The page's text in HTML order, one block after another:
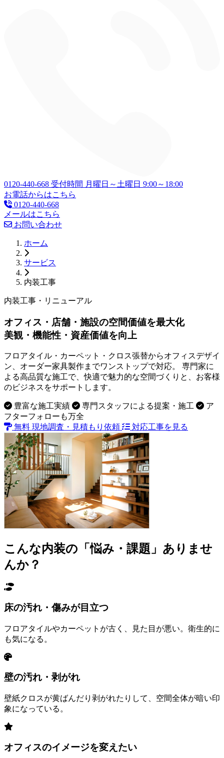
0120-440-668 受付時間 月曜日～土曜日 9:00～18:00
お電話からはこちら
0120-440-668
メールはこちら
お問い合わせ
ホーム
サービス
内装工事
内装工事・リニューアル
オフィス・店舗・施設の空間価値を最大化
美観・機能性・資産価値を向上
フロアタイル・カーペット・クロス張替からオフィスデザイ
ン、オーダー家具製作までワンストップで対応。 専門家に
よる高品質な施工で、快適で魅力的な空間づくりと、お客様
のビジネスをサポートします。
豊富な施工実績 専門スタッフによる提案・施工
ア
フターフォローも万全
無料 現地調査・見積もり依頼
対応工事を見る
こんな内装の「悩み・課題」 ありませ
んか？
床の汚れ・傷みが目立つ
フロアタイルやカーペットが古く、見た目が悪い。衛生的に
も気になる。
壁の汚れ・剥がれ
壁紙クロスが黄ばんだり剥がれたりして、空間全体が暗い印
象になっている。
オフィスのイメージを変えたい